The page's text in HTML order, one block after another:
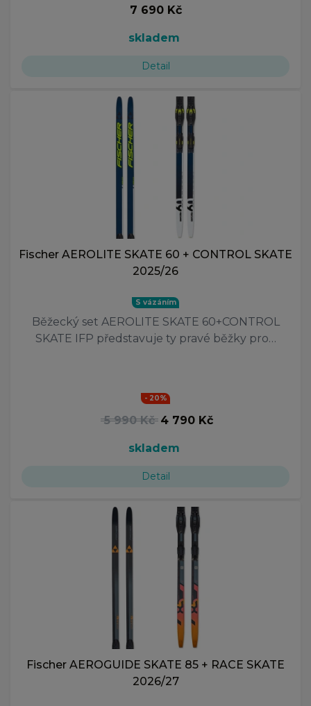
7 690 Kč
skladem
Detail
Fischer AEROLITE SKATE 60 + CONTROL SKATE
2025/26
S vázáním
Běžecký set AEROLITE SKATE 60+CONTROL
SKATE IFP představuje ty pravé běžky pro…
- 20%
5 990 Kč 4 790 Kč
skladem
Detail
Fischer AEROGUIDE SKATE 85 + RACE SKATE
2026/27